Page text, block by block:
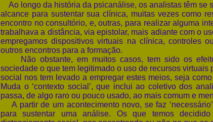
Ao longo da história da psicanálise, os analistas têm se
alcance para sustentar sua clínica, muitas vezes como
encontro no consultório, e, outras, para realizar alguma
trabalhava a distância, via epistolar, mais adiante com o
empregamos dispositivos virtuais na clínica, controles
outros encontros para a formação.
Não obstante, em muitos casos, tem sido os
sociedade o que tem legitimado o uso de recursos
social nos tem levado a empregar estes meios, seja
Muda o ‘contexto social’, que inclui ao coletivo dos
passa, de algo raro ou pouco usado, ao mais comum e
A partir de um acontecimento novo, se faz
para sustentar uma análise. Os que temos